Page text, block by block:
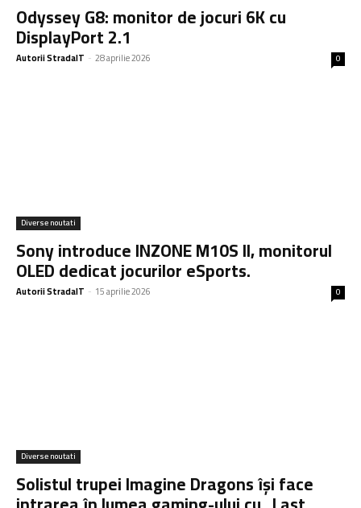
Odyssey G8: monitor de jocuri 6K cu
DisplayPort 2.1
Autorii StradaIT - 28 aprilie 2026 0
Diverse noutati
Sony introduce INZONE M10S II, monitorul
OLED dedicat jocurilor eSports.
Autorii StradaIT - 15 aprilie 2026 0
Diverse noutati
Solistul trupei Imagine Dragons își face